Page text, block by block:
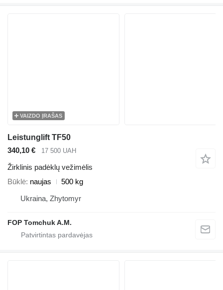
VAIZDO ĮRAŠAS
Leistunglift TF50
340,10 €
17 500 UAH
Žirklinis padėklų vežimėlis
Būklė naujas
500 kg
Ukraina, Zhytomyr
FOP Tomchuk A.M.